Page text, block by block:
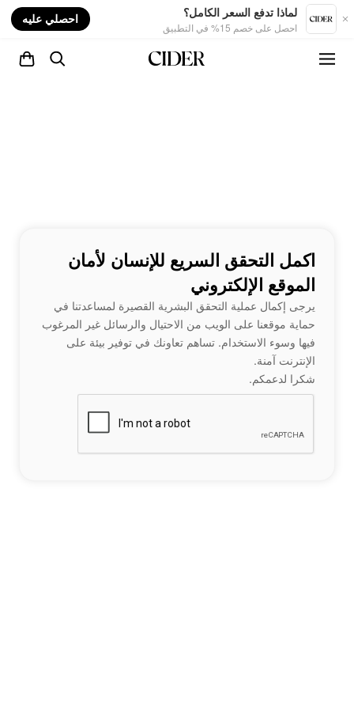
لماذا تدفع السعر الكامل؟
احصل على خصم 15% في التطبيق
احصلي عليه
اكمل التحقق السريع للإنسان لأمان
الموقع الإلكتروني
يرجى إكمال عملية التحقق البشرية القصيرة لمساعدتنا في
حماية موقعنا على الويب من الاحتيال والرسائل غير المرغوب
فيها وسوء الاستخدام. تساهم تعاونك في توفير بيئة على
الإنترنت آمنة.
شكرا لدعمكم.